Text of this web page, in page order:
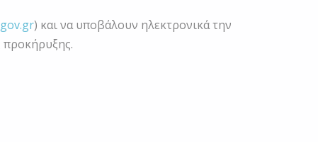
) και να υποβάλουν ηλεκτρονικά την
προκήρυξης.